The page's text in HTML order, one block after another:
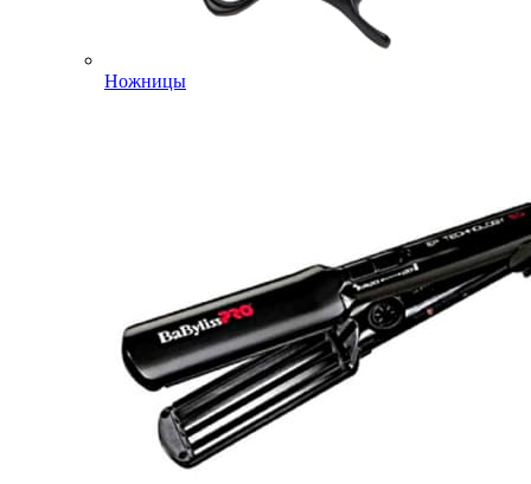
Ножницы